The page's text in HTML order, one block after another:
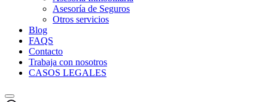
Asesoría de Seguros
Otros servicios
Blog
FAQS
Contacto
Trabaja con nosotros
CASOS LEGALES